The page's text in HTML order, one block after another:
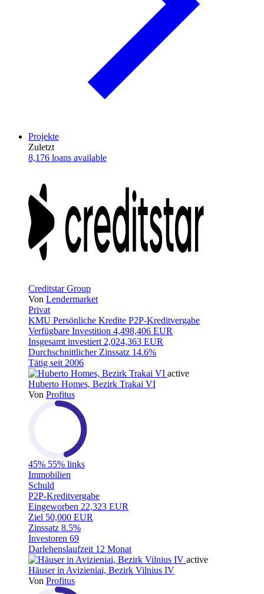
Projekte
Zuletzt
8,176 loans available
Creditstar Group
Von Lendermarket
Privat
KMU Persönliche Kredite P2P-Kreditvergabe
Verfügbare Investition 4,498,406 EUR
Insgesamt investiert 2,024,363 EUR
Durchschnittlicher Zinssatz 14.6%
Tätig seit 2006
active
Huberto Homes, Bezirk Trakai VI
Von Profitus
45% 55% links
Immobilien
Schuld
P2P-Kreditvergabe
Eingeworben 22,323 EUR
Ziel 50,000 EUR
Zinssatz 8.5%
Investoren 69
Darlehenslaufzeit 12 Monat
active
Häuser in Avizieniai, Bezirk Vilnius IV
Von Profitus